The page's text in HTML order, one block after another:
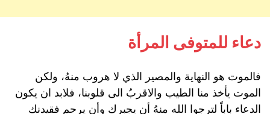
دعاء للمتوفى المرأة
فالموت هو النهاية والمصير الذي لا هروب منهُ، ولكن
الموت يأخذ منا الطيب والاقربُ الى قلوبنا، فلابد ان يكون
الدعاء باباً لترجوا الله منهُ أن يجبرك وأن يرحم فقيدنك